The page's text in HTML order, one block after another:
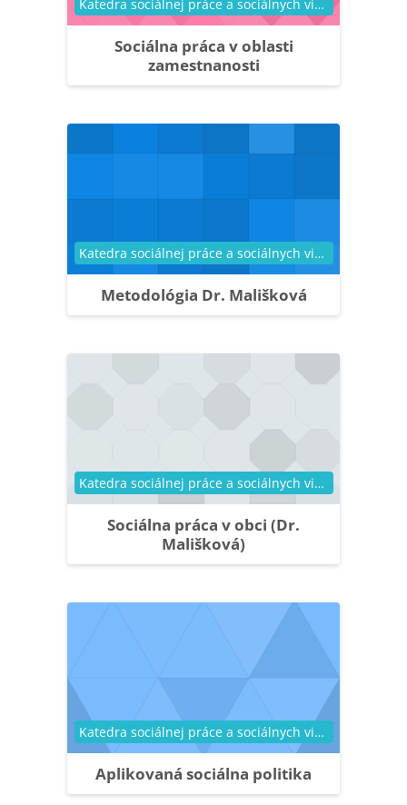
Sociálna práca v oblasti
zamestnanosti
Katedra sociálnej práce a sociálnych vied
Metodológia Dr. Mališková
Kategória kurzu Katedra sociálnej práce a sociálnych vied
Sociálna práca v obci (Dr.
Mališková)
Kategória kurzu Katedra sociálnej práce a sociálnych vied
Aplikovaná sociálna politika
Kategória kurzu Katedra sociálnej práce a sociálnych vied